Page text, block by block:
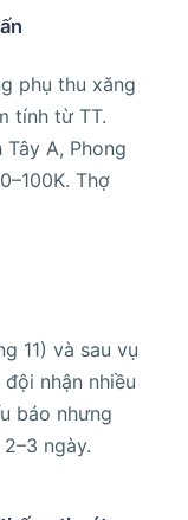
phụ thu xăng
tính từ TT.
A, Phong
Thợ
11) và sau vụ
nhận nhiều
báo nhưng
ngày.